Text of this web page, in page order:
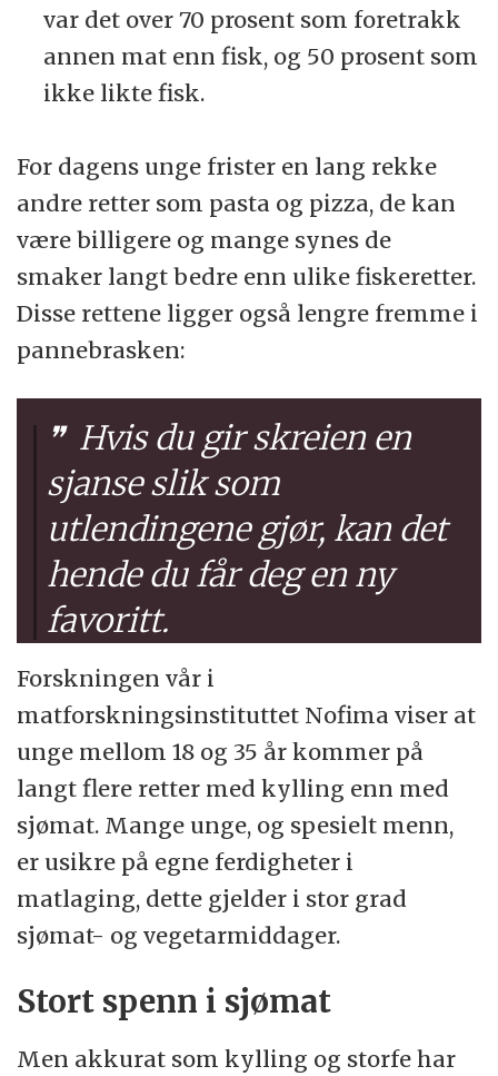
var det over 70 prosent som foretrakk
annen mat enn fisk, og 50 prosent som
ikke likte fisk.
For dagens unge frister en lang rekke
andre retter som pasta og pizza, de kan
være billigere og mange synes de
smaker langt bedre enn ulike fiskeretter.
Disse rettene ligger også lengre fremme i
pannebrasken:
Hvis du gir skreien en
sjanse slik som
utlendingene gjør, kan det
hende du får deg en ny
favoritt.
Forskningen vår i
matforskningsinstituttet Nofima viser at
unge mellom 18 og 35 år kommer på
langt flere retter med kylling enn med
sjømat. Mange unge, og spesielt menn,
er usikre på egne ferdigheter i
matlaging, dette gjelder i stor grad
sjømat- og vegetarmiddager.
Stort spenn i sjømat
Men akkurat som kylling og storfe har